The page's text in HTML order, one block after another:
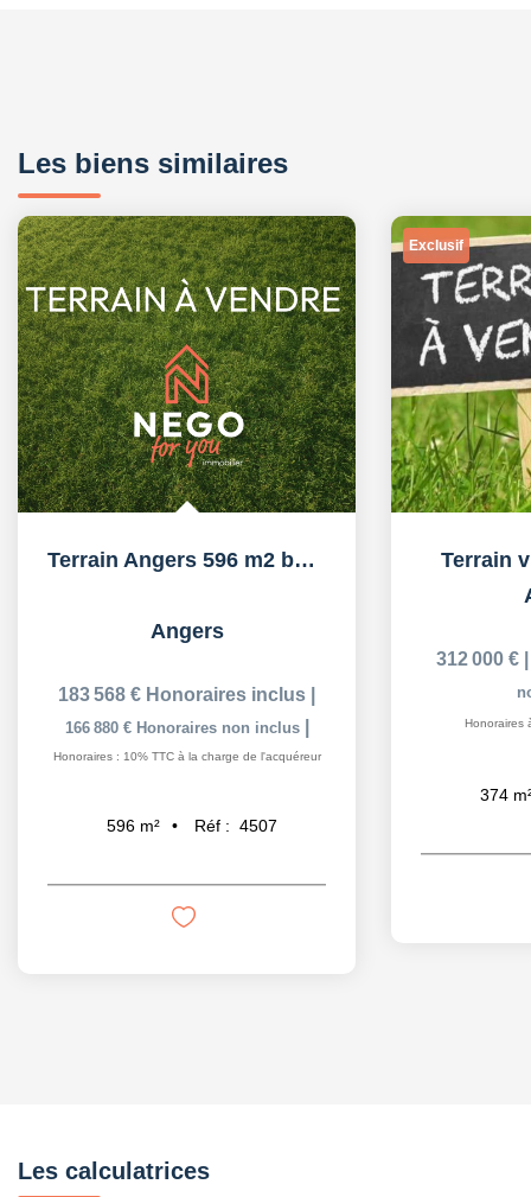
Les biens similaires
Terrain Angers 596 m2 bâtiment professionnel
Angers
183 568 € Honoraires inclus
166 880 € Honoraires non inclus
Honoraires : 10% TTC à la charge de l'acquéreur
596 m² Réf : 4507
Exclusif
Terrain
312 000 €
Honoraires
374
Les calculatrices